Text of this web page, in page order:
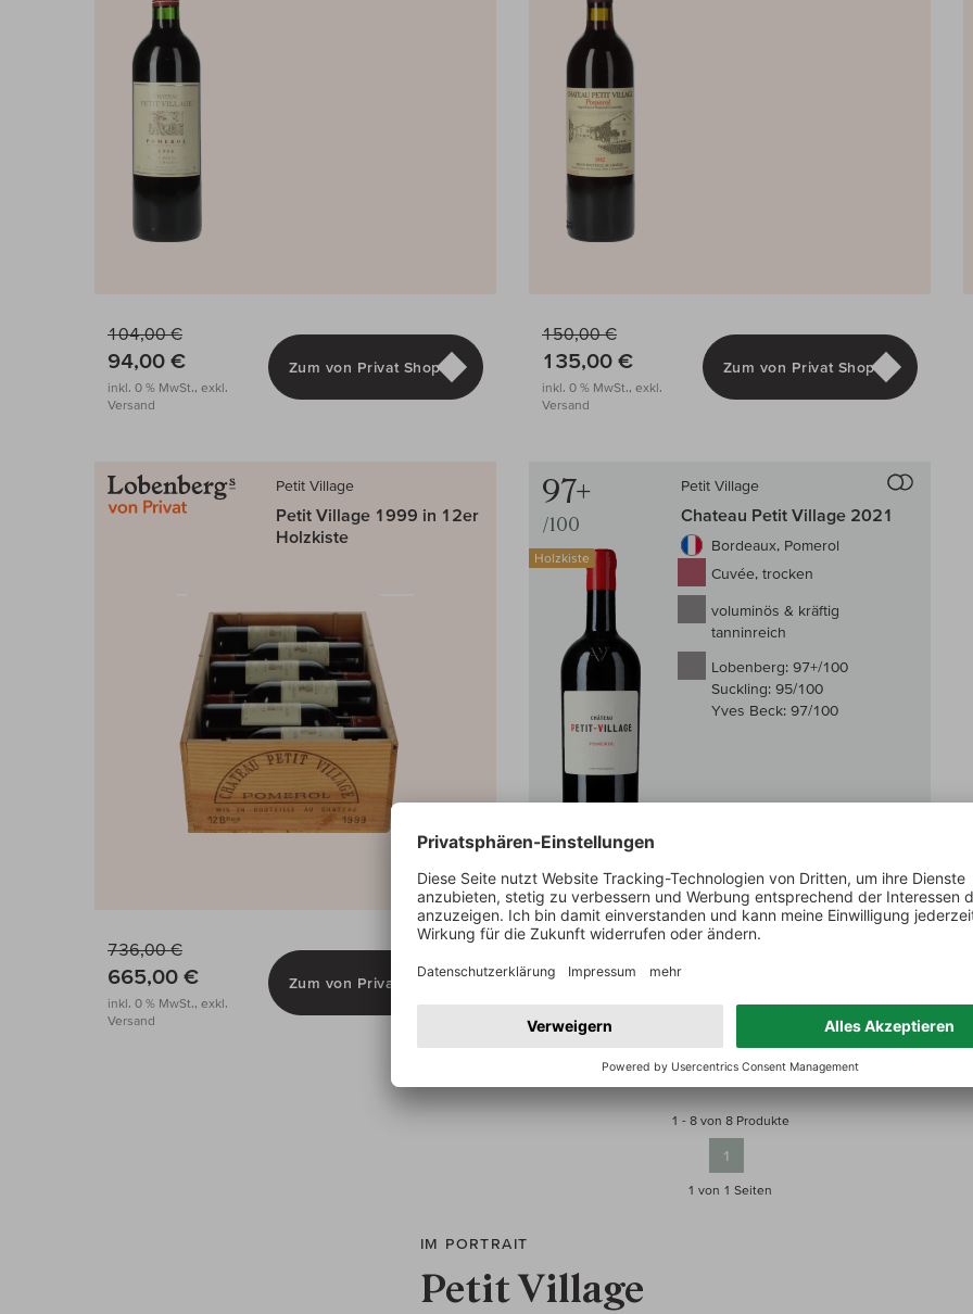
104,00 €
94,00 €
inkl. 0 % MwSt., exkl.
Versand
Zum von Privat Shop
150,00 €
135,00 €
inkl. 0 % MwSt., exkl.
Versand
Zum von Privat Shop
Petit Village
Petit Village 1999 in 12er
Holzkiste
736,00 €
665,00 €
inkl. 0 % MwSt., exkl.
Versand
Zum von Privat Shop
97+
/100
Holzkiste
Petit Village
Chateau Petit Village 2021
Bordeaux, Pomerol
Cuvée, trocken
voluminös & kräftig
tanninreich
Lobenberg: 97+/100
Suckling: 95/100
Yves Beck: 97/100
Auf Lager 0,75 l(158,67 € /l)
1 - 8 von 8 Produkte
1
1 von 1 Seiten
IM PORTRAIT
Petit Village